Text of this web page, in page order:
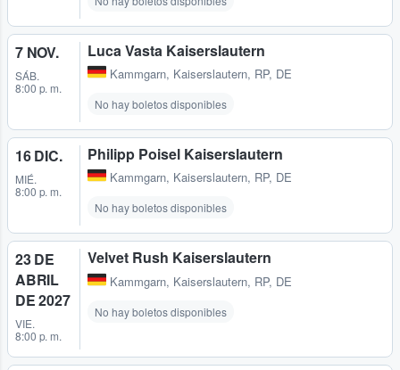
7 NOV.
SÁB.
8:00 p. m.
Luca Vasta Kaiserslautern
Kammgarn, Kaiserslautern, RP, DE
No hay boletos disponibles
16 DIC.
MIÉ.
8:00 p. m.
Philipp Poisel Kaiserslautern
Kammgarn, Kaiserslautern, RP, DE
No hay boletos disponibles
23 DE
ABRIL
DE 2027
VIE.
8:00 p. m.
Velvet Rush Kaiserslautern
Kammgarn, Kaiserslautern, RP, DE
No hay boletos disponibles